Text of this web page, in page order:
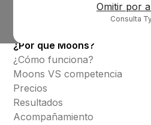
Omitir por
Consulta
¿Por qué Moons?
¿Cómo funciona?
Moons VS competencia
Precios
Resultados
Acompañamiento